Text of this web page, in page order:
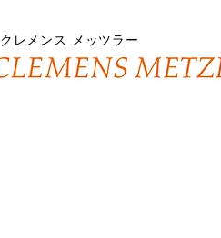
クレメンス メッツラー